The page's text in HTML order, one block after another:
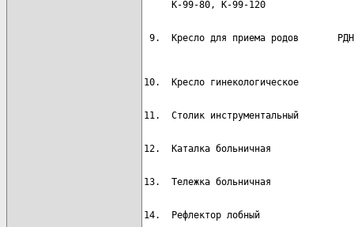
9.  Кресло для приема родов